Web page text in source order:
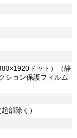
ドット）（静
ション保護フィルム
部除く）